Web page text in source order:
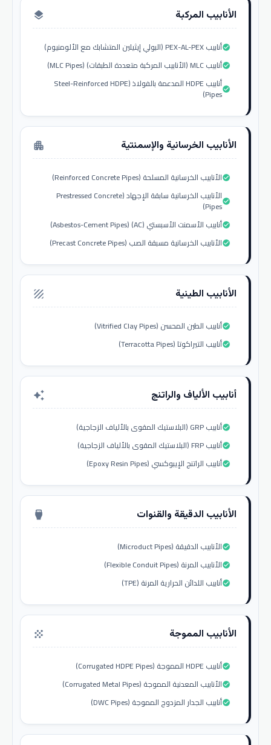
الأنابيب المركبة layers
أنابيب PEX-AL-PEX (البولي إيثيلين المتشابك مع الألومنيوم)check_circle
أنابيب MLC (الأنابيب المركبة متعددة الطبقات) (MLC Pipes)check_circle
أنابيب HDPE المدعمة بالفولاذ (Steel-Reinforced HDPE
Pipes)check_circle
الأنابيب الخرسانية والإسمنتية apartment
الأنابيب الخرسانية المسلحة (Reinforced Concrete Pipes)check_circle
الأنابيب الخرسانية سابقة الإجهاد (Prestressed Concrete
Pipes)check_circle
أنابيب الأسمنت الأسبستي (AC) (Asbestos-Cement Pipes)check_circle
الأنابيب الخرسانية مسبقة الصب (Precast Concrete Pipes)check_circle
الأنابيب الطينية texture
أنابيب الطين المحسن (Vitrified Clay Pipes)check_circle
أنابيب التيراكوتا (Terracotta Pipes)check_circle
أنابيب الألياف والراتنج auto_awesome
أنابيب GRP (البلاستيك المقوى بالألياف الزجاجية)check_circle
أنابيب FRP (البلاستيك المقوى بالألياف الزجاجية)check_circle
أنابيب الراتنج الإيبوكسي (Epoxy Resin Pipes)check_circle
الأنابيب الدقيقة والقنوات settings_input_hdmi
الأنابيب الدقيقة (Microduct Pipes)check_circle
الأنابيب المرنة (Flexible Conduit Pipes)check_circle
أنابيب اللدائن الحرارية المرنة (TPE)check_circle
الأنابيب المموجة grain
أنابيب HDPE المموجة (Corrugated HDPE Pipes)check_circle
الأنابيب المعدنية المموجة (Corrugated Metal Pipes)check_circle
أنابيب الجدار المزدوج المموجة (DWC Pipes)check_circle